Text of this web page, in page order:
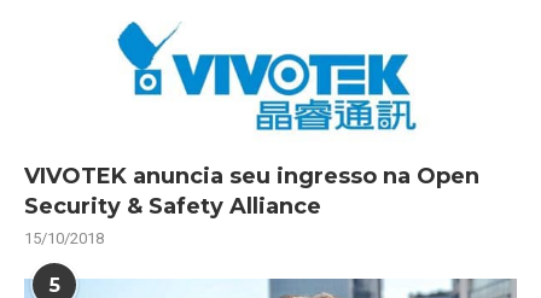
VIVOTEK anuncia seu ingresso na Open
Security & Safety Alliance
15/10/2018
5